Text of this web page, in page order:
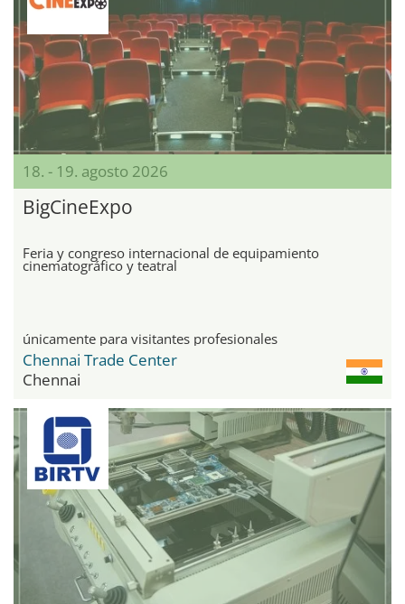
18. - 19. agosto 2026
BigCineExpo
Feria y congreso internacional de equipamiento
cinematográfico y teatral
únicamente para visitantes profesionales
Chennai Trade Center
Chennai